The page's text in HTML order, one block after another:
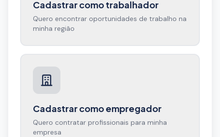
Cadastrar como trabalhador
Quero encontrar oportunidades de trabalho na
minha região
Cadastrar como empregador
Quero contratar profissionais para minha
empresa